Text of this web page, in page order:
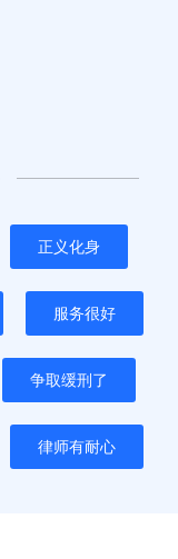
正义化身
服务很好
争取缓刑了
律师有耐心